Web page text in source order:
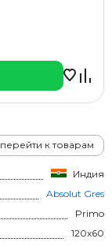
перейти к товарам
Индия
Absolut Gres
Primo
120x60